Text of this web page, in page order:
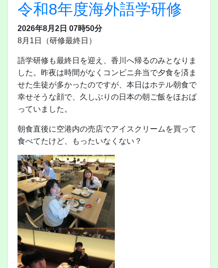
令和8年度海外語学研修
2026年8月2日 07時50分
8月1日（研修最終日）
語学研修も最終日を迎え、香川へ帰るのみとなりま
した。昨夜は時間がなくコンビニ弁当で夕食を済ま
せた生徒が多かったのですが、本日はホテル朝食で
幸せそうな顔で、久しぶりの日本の朝ご飯をほおば
っていました。
朝食直後に空港内の売店でアイスクリームを買って
食べてたけど、もったいなくない？